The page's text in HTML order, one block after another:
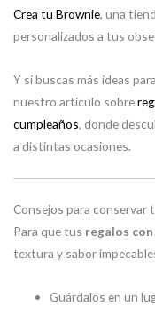
Crea tu Brownie, una
personalizados a tus
Y si buscas más ideas
nuestro artículo sobre
cumpleaños, donde
a distintas ocasiones.
Consejos para conservar
Para que tus regalos
textura y sabor
Guárdalos en un